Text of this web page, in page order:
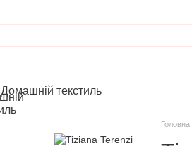
Домашній текстиль
Головна